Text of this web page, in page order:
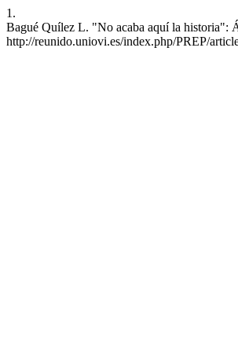
1.
Bagué Quílez L. "No acaba aquí la historia":
http://reunido.uniovi.es/index.php/PREP/